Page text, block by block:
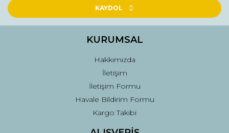
KAYDOL
KURUMSAL
Hakkımızda
İletişim
İletişim Formu
Havale Bildirim Formu
Kargo Takibi